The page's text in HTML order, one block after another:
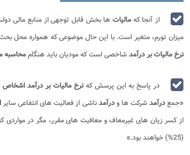
از آنجا که مالیاتها بخش قابل توجهی از منابع مالی
میزان تورم، متغیر است. با این حال موضوعی که همواره محل
نرخ مالیات بر درآمدشاخصی است که مودیان باید هنگاممحاسبه
در پاسخ به این پرسش کهنرخ مالیات بر درآمد
«جمعدرآمدشرکت ها ودرآمدناشی از فعالیت های انتفاعی سایر
از کسر زیان های غیرمعاف و معافیت های مقرر، مگر در مواردی
(25%) خواهند بود.»